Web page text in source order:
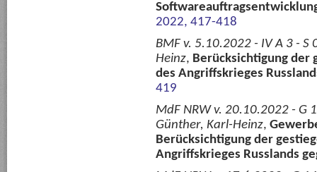
2022, 417-418
BMF v. 5.10.2022 - IV A 3 -
Heinz, Berücksichtigung der
des Angriffskrieges
419
MdF NRW v. 20.10.2022 - G
Günther, Karl-Heinz,
Berücksichtigung der
Angriffskrieges Russlands